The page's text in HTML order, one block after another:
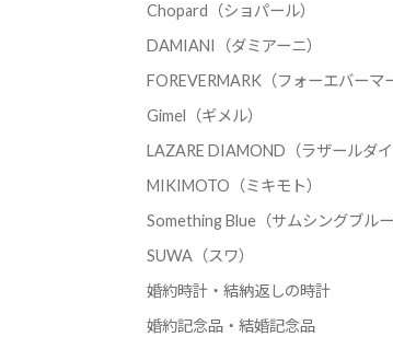
Chopard（ショパール）
DAMIANI（ダミアーニ）
FOREVERMARK（フォーエバーマ
Gimel（ギメル）
LAZARE DIAMOND（ラザールダイ
MIKIMOTO（ミキモト）
Something Blue（サムシングブルー
SUWA（スワ）
婚約時計・結納返しの時計
婚約記念品・結婚記念品